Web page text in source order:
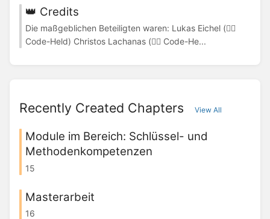
👑 Credits
Die maßgeblichen Beteiligten waren: Lukas Eichel (🦸‍♂️
Code-Held) Christos Lachanas (🦸‍♂️ Code-He...
Recently Created Chapters View All
Module im Bereich: Schlüssel- und
Methodenkompetenzen
15
Masterarbeit
16